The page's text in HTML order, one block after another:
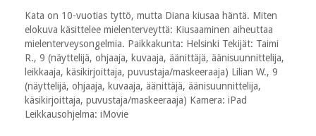
Kata on 10-vuotias tyttö, mutta Diana kiusaa häntä. Miten
elokuva käsittelee mielenterveyttä: Kiusaaminen aiheuttaa
mielenterveysongelmia. Paikkakunta: Helsinki Tekijät: Taimi
R., 9 (näyttelijä, ohjaaja, kuvaaja, äänittäjä, äänisuunnittelija,
leikkaaja, käsikirjoittaja, puvustaja/maskeeraaja) Lilian W., 9
(näyttelijä, ohjaaja, kuvaaja, äänittäjä, äänisuunnittelija,
käsikirjoittaja, puvustaja/maskeeraaja) Kamera: iPad
Leikkausohjelma: iMovie